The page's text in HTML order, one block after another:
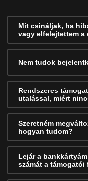
Mit csináljak, ha
vagy elfelejtettem a
Nem tudok
Rendszeres
utalással, miért
Szeretném
hogyan tudom?
Lejár a
számát a támogatói